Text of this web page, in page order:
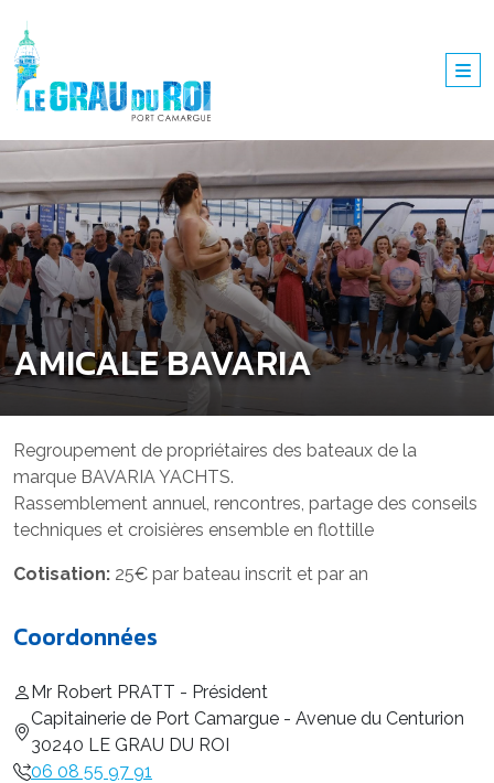
AMICALE BAVARIA
Regroupement de propriétaires des bateaux de la
marque BAVARIA YACHTS.
Rassemblement annuel, rencontres, partage des conseils
techniques et croisières ensemble en flottille
Cotisation: 25€ par bateau inscrit et par an
Coordonnées
Mr Robert PRATT - Président
Capitainerie de Port Camargue - Avenue du Centurion
30240 LE GRAU DU ROI
06 08 55 97 91